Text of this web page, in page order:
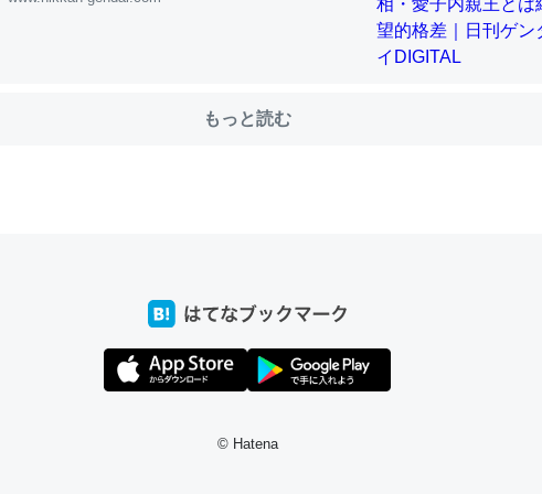
、Googleマップで位置情報を共有してる。電池残量や充電中かが分かるのでこ
同じ理由でEcho Show 8を設定中でした。PrimeとかSpotifyを支払う孝行もで
生で親と会える残り時間を日数にすると1週間とかの人が多いそうだけど、それ
倍以上に伸ばす効果があるはず……
もっと読む
© Hatena